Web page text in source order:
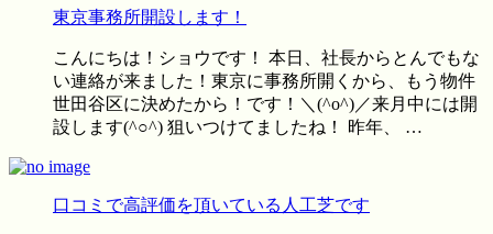
東京事務所開設します！
こんにちは！ショウです！ 本日、社長からとんでもな
い連絡が来ました！東京に事務所開くから、もう物件
世田谷区に決めたから！です！＼(^o^)／来月中には開
設します(^○^) 狙いつけてましたね！ 昨年、 …
口コミで高評価を頂いている人工芝です